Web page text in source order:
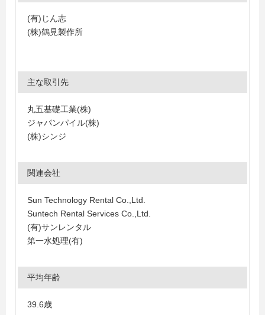
(有)じん志
(株)鶴見製作所
主な取引先
丸五基礎工業(株)
ジャパンパイル(株)
(株)シンジ
関連会社
Sun Technology Rental Co.,Ltd.
Suntech Rental Services Co.,Ltd.
(有)サンレンタル
第一水処理(有)
平均年齢
39.6歳